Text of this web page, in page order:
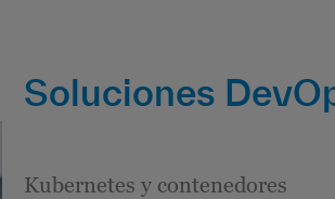
Soluciones
Kubernetes y contenedores